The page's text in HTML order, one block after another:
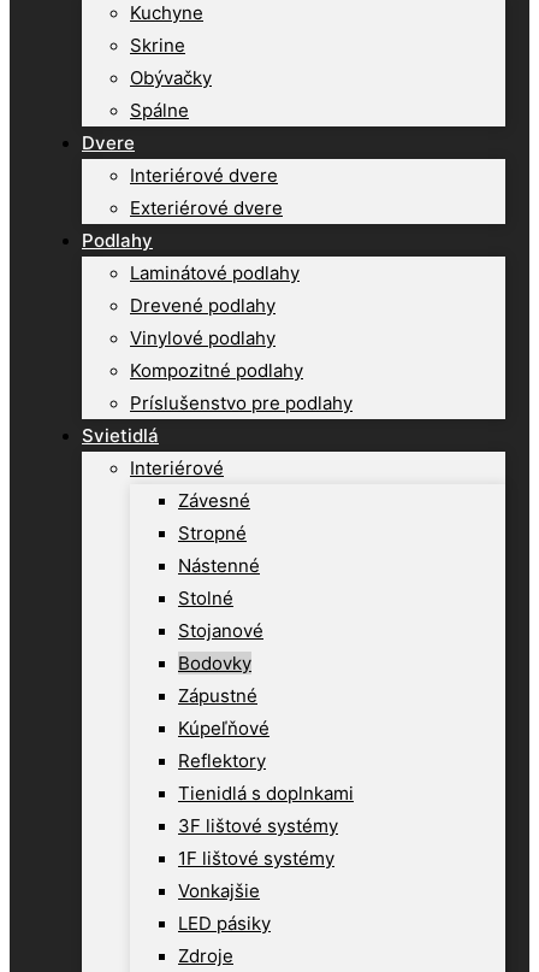
Kuchyne
Skrine
Obývačky
Spálne
Dvere
Interiérové dvere
Exteriérové dvere
Podlahy
Laminátové podlahy
Drevené podlahy
Vinylové podlahy
Kompozitné podlahy
Príslušenstvo pre podlahy
Svietidlá
Interiérové
Závesné
Stropné
Nástenné
Stolné
Stojanové
Bodovky
Zápustné
Kúpeľňové
Reflektory
Tienidlá s doplnkami
3F lištové systémy
1F lištové systémy
Vonkajšie
LED pásiky
Zdroje